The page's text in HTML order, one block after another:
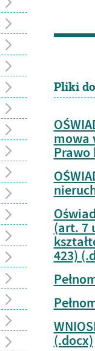
Pliki
mowa
Prawo
(art. 7
423)
(.docx)